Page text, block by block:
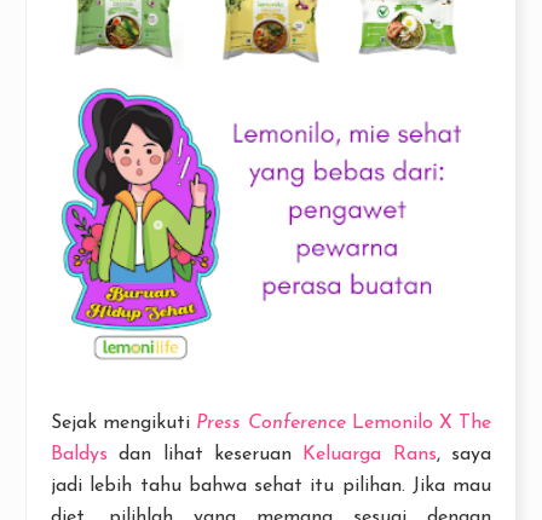
Sejak mengikuti Press Conference Lemonilo X The
Baldys dan lihat keseruan Keluarga Rans, saya
jadi lebih tahu bahwa sehat itu pilihan. Jika mau